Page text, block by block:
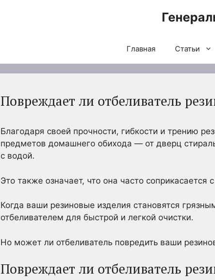
Главная Статьи
Повреждает ли отбеливатель
Благодаря своей прочности, гибкости и трению
предметов домашнего обихода — от дверц
с водой.
Это также означает, что она часто
Когда ваши резиновые изделия становятся
отбеливателем для быстрой и легкой очистки.
Но может ли отбеливатель повредить ваши
Повреждает ли отбеливатель